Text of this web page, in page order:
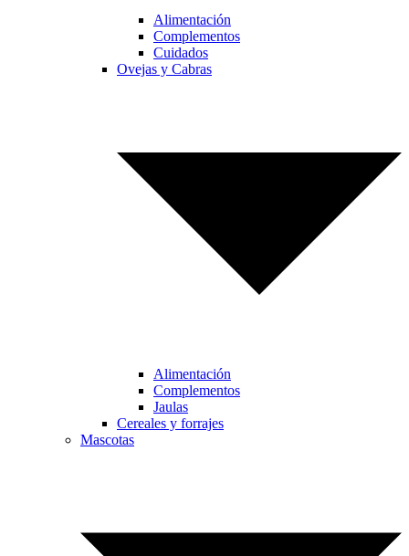
Alimentación
Complementos
Cuidados
Ovejas y Cabras
Alimentación
Complementos
Jaulas
Cereales y forrajes
Mascotas